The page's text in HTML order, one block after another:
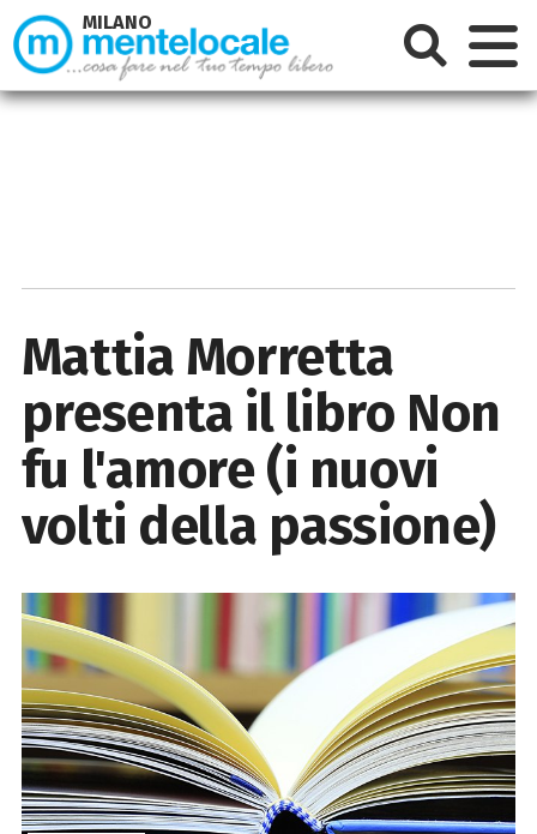
Mattia Morretta
presenta il libro Non
fu l'amore (i nuovi
volti della passione)
MILANO